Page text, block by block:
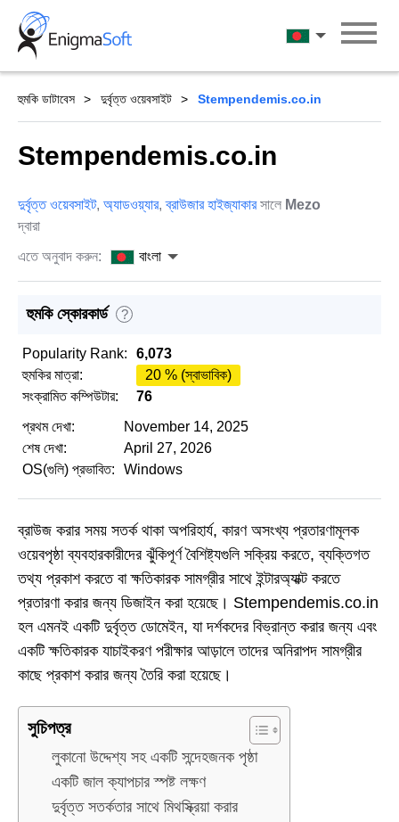
Skip
content
বাংলা
হুমকি ডাটাবেস দুর্বৃত্ত ওয়েবসাইট Stempendemis.co.in
Stempendemis.co.in
দুর্বৃত্ত ওয়েবসাইট, অ্যাডওয়্যার,ব্রাউজার হাইজ্যাকারসালে Mezo
দ্বারা
এতে অনুবাদ করুন:
বাংলা
হুমকি স্কোরকার্ড ?
Popularity Rank:
6,073
হুমকির মাত্রা:
20 % (স্বাভাবিক)
সংক্রামিত কম্পিউটার:
76
প্রথম দেখা:
November 14, 2025
শেষ দেখা:
April 27, 2026
OS(গুলি) প্রভাবিত:
Windows
ব্রাউজ করার সময় সতর্ক থাকা অপরিহার্য, কারণ অসংখ্য প্রতারণামূলক
ওয়েবপৃষ্ঠা ব্যবহারকারীদের ঝুঁকিপূর্ণ বৈশিষ্ট্যগুলি সক্রিয় করতে, ব্যক্তিগত
তথ্য প্রকাশ করতে বা ক্ষতিকারক সামগ্রীর সাথে ইন্টারঅ্যাক্ট করতে
প্রতারণা করার জন্য ডিজাইন করা হয়েছে। Stempendemis.co.in
হল এমনই একটি দুর্বৃত্ত ডোমেইন, যা দর্শকদের বিভ্রান্ত করার জন্য এবং
একটি ক্ষতিকারক যাচাইকরণ পরীক্ষার আড়ালে তাদের অনিরাপদ সামগ্রীর
কাছে প্রকাশ করার জন্য তৈরি করা হয়েছে।
সুচিপত্র
লুকানো উদ্দেশ্য সহ একটি সন্দেহজনক পৃষ্ঠা
একটি জাল ক্যাপচার স্পষ্ট লক্ষণ
দুর্বৃত্ত সতর্কতার সাথে মিথস্ক্রিয়া করার